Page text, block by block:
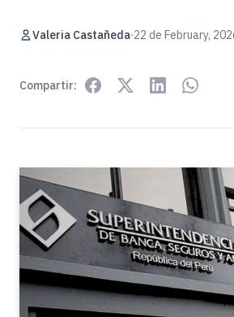
Valeria Castañeda 22 de February,
Compartir: